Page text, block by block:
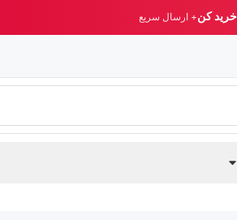
خرید کن+ ارسال سریع